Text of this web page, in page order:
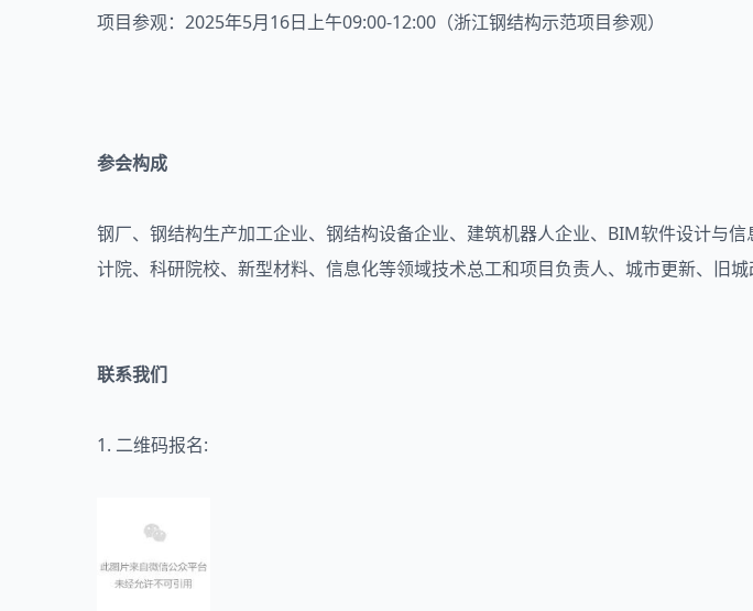
项目参观：2025年5月16日上午09:00-12:00（浙江钢结构示范项目参观）
参会构成
钢厂、钢结构生产加工企业、钢结构设备企业、建筑机器人企业、BIM软件设计与
计院、科研院校、新型材料、信息化等领域技术总工和项目负责人、城市更新、旧
联系我们
1. 二维码报名: